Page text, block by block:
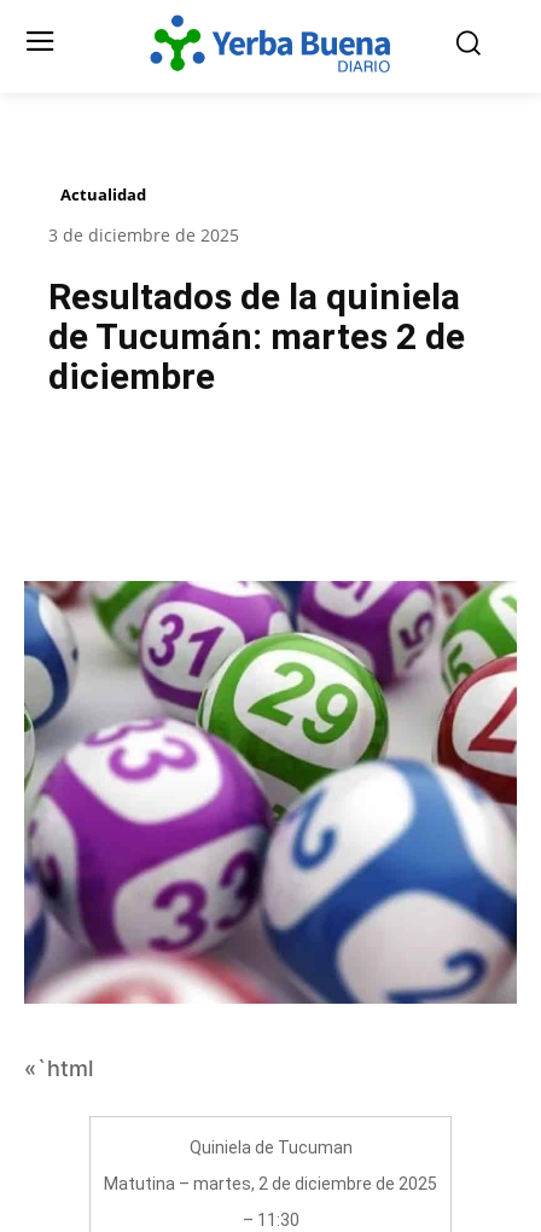
Actualidad
3 de diciembre de 2025
Resultados de la quiniela
de Tucumán: martes 2 de
diciembre
«`html
Quiniela de Tucuman
Matutina – martes, 2 de diciembre de 2025
– 11:30